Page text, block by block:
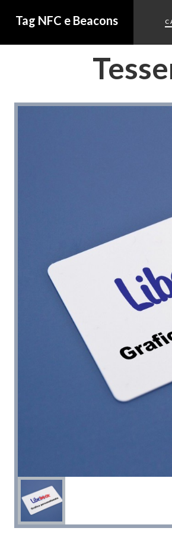
Tag NFC e Beacons